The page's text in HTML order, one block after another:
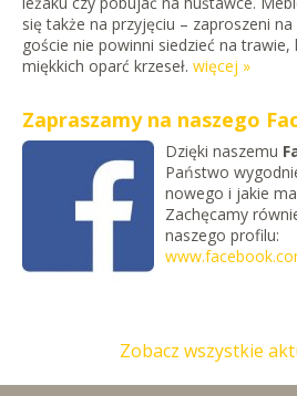
się także na przyjęciu – zaproszeni
goście nie powinni siedzieć na trawie,
miękkich oparć krzeseł. więcej »
Zapraszamy na naszego
Dzięki naszemu
Państwo
nowego i jakie
Zachęcamy
naszego profilu:
Zobacz wszystkie